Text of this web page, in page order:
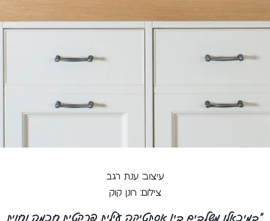
עיצוב: ענת רגב
צילום: רונן קוק
"במיכאלו משלבים בין אסתטיקה עילית פרקטית חכמה וחוית